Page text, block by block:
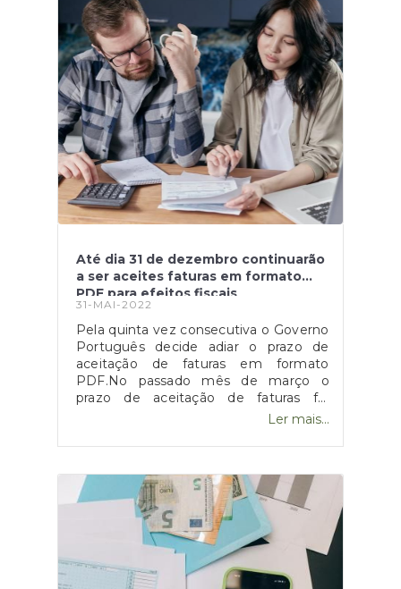
Até dia 31 de dezembro continuarão
a ser aceites faturas em formato
PDF para efeitos fiscais
31-MAI-2022
Pela quinta vez consecutiva o Governo
Português decide adiar o prazo de
aceitação de faturas em formato
PDF.No passado mês de março o
prazo de aceitação de faturas foi
estendido para dia 30 de junho, no
as suas respetivas consequências esse
dezembro de 2022. De tal forma, as
empresas continuam a poder usar
durante os próximos seis meses as
faturas em formato de papel, sendo
que depois da data estipulada devem
passar obrigatoriamente a faturas
eletrónicas.Além disso, o prazo de
Ler mais...